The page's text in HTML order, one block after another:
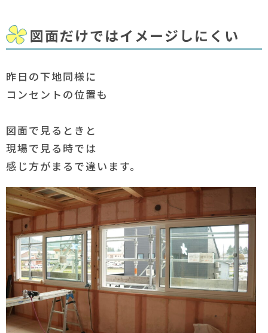
図面だけではイメージしにくい
昨日の下地同様に
コンセントの位置も
図面で見るときと
現場で見る時では
感じ方がまるで違います。